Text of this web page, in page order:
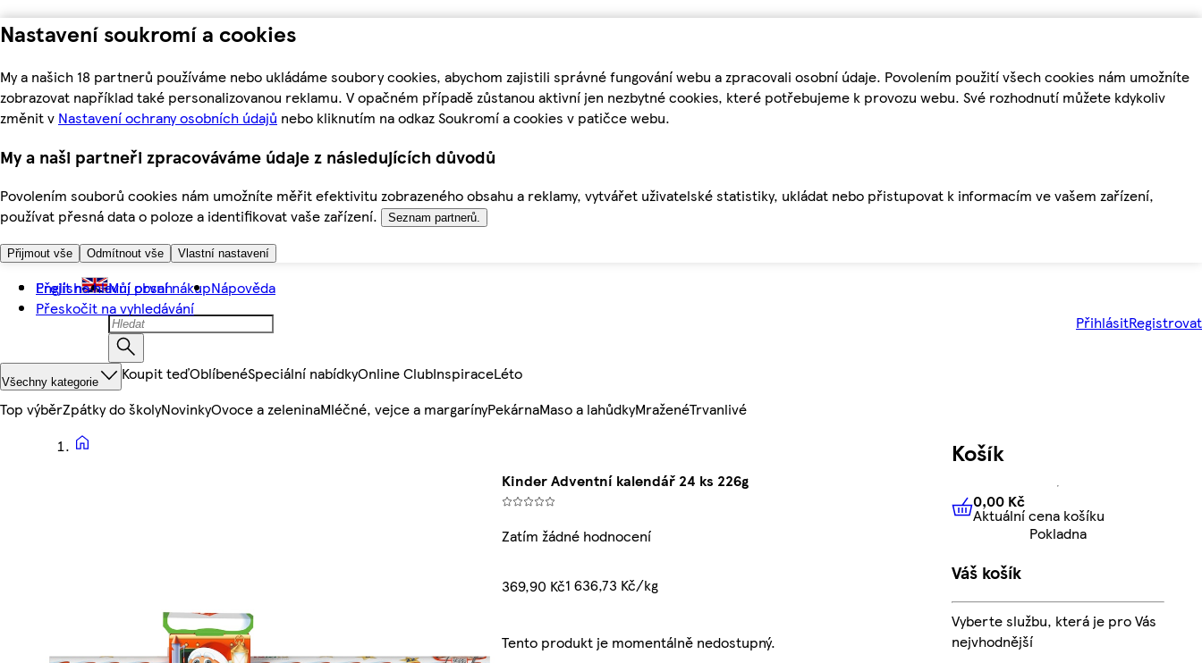
Nastavení soukromí a cookies
My a našich 18 partnerů používáme nebo ukládáme soubory cookies, abychom zajistili správné fungování webu a zpracovali osobní údaje. Povolením použití všech cookies nám umožníte
zobrazovat například také personalizovanou reklamu. V opačném případě zůstanou aktivní jen nezbytné cookies, které potřebujeme k provozu webu. Své rozhodnutí můžete kdykoliv
změnit v Nastavení ochrany osobních údajů nebo kliknutím na odkaz Soukromí a cookies v patičce webu.
My a naši partneři zpracováváme údaje z následujících důvodů
Povolením souborů cookies nám umožníte měřit efektivitu zobrazeného obsahu a reklamy, vytvářet uživatelské statistiky, ukládat nebo přistupovat k informacím ve vašem zařízení,
používat přesná data o poloze a identifikovat vaše zařízení.
Seznam partnerů.
Přijmout vše Odmítnout vše Vlastní nastavení
Přejít na hlavní obsah
Přeskočit na vyhledávání
English Můj první nákupNápověda
PřihlásitRegistrovat
Všechny kategorie Koupit teďOblíbenéSpeciální nabídkyOnline ClubInspiraceLéto
Top výběrZpátky do školyNovinkyOvoce a zeleninaMléčné, vejce a margarínyPekárnaMaso a lahůdkyMraženéTrvanlivé
Kinder Adventní kalendář 24 ks 226g
Zatím žádné hodnocení
369,90 Kč1 636,73 Kč/kg
Tento produkt je momentálně nedostupný.
Košík
0,00 KčAktuální cena košíku
0,00 Kč
Aktuální cena košíku
Pokladna
Váš košík
Vyberte službu, která je pro Vás
nejvhodnější